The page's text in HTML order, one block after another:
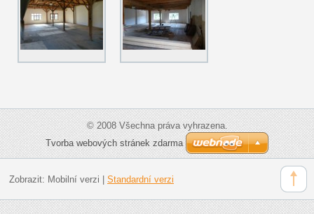
© 2008 Všechna práva vyhrazena.
Tvorba webových stránek zdarma
Zobrazit: Mobilní verzi Standardní verzi